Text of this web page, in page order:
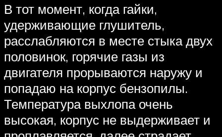
В тот момент, когда гайки,
удерживающие глушитель,
расслабляются в месте стыка двух
половинок, горячие газы из
двигателя прорываются наружу и
попадаю на корпус бензопилы.
Температура выхлопа очень
высокая, корпус не выдерживает и